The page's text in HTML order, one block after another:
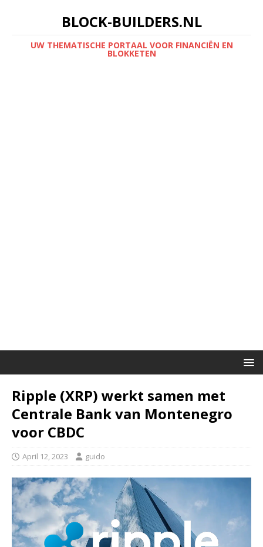
BLOCK-BUILDERS.NL
UW THEMATISCHE PORTAAL VOOR FINANCIËN EN
BLOKKETEN
Ripple (XRP) werkt samen met
Centrale Bank van Montenegro
voor CBDC
April 12, 2023 guido